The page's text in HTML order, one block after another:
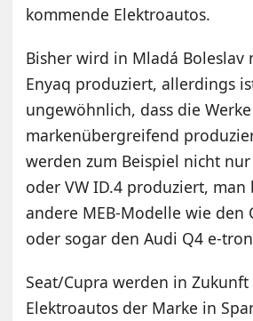
kommende Elektroautos.
Bisher wird in Mladá Boleslav
Enyaq produziert, allerdings
ungewöhnlich, dass die Werke
markenübergreifend
werden zum Beispiel nicht nur
oder VW ID.4 produziert,
andere MEB-Modelle wie den
oder sogar den Audi Q4 e-
Seat/Cupra werden in
Elektroautos der Marke in